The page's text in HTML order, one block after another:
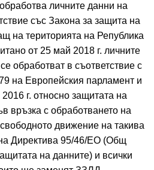
за хотел ГЕРГАНА
10.0
личните данни на
със Закона за защита на
на територията на Република
от 25 май 2018 г. личните
обработват в съответствие с
на Европейския парламент и
г. относно защитата на
връзка с обработването на
движение на такива
Директива 95/46/EО (Общ
на данните) и всички